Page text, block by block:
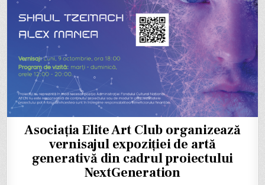
Asociația Elite Art Club organizează
vernisajul expoziției de artă
generativă din cadrul proiectului
NextGeneration